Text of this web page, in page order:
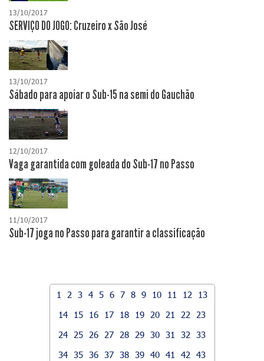
13/10/2017
SERVIÇO DO JOGO: Cruzeiro x São José
13/10/2017
Sábado para apoiar o Sub-15 na semi do Gauchão
12/10/2017
Vaga garantida com goleada do Sub-17 no Passo
11/10/2017
Sub-17 joga no Passo para garantir a classificação
1 2 3 4 5 6 7 8 9 10 11 12
13
14
15 16 17 18 19 20 21 22
23
24
25 26 27 28 29 30 31 32
33
34 35 36 37 38 39 40 41 42
43